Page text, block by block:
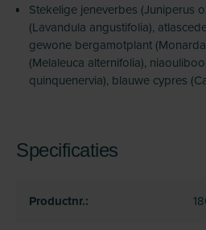
Stekelige jeneverbes (Juniperus
(Lavandula angustifolia),
gewone bergamotplant
(Melaleuca alternifolia),
quinquenervia), blauwe cypres
Specificaties
Productnr.: